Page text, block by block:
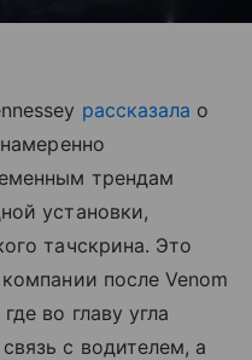
рассказала о
трендам
установки,
тачскрина. Это
после Venom
во главу угла
с водителем, а